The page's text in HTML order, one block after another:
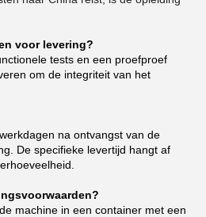
voor levering?
tests en een proefproef
om de integriteit van het
na ontvangst van de
De specifieke levertijd hangt af
machine in een container met een